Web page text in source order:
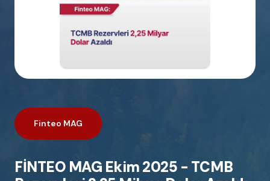
Finteo MAG
FİNTEO MAG Ekim 2025 - TCMB